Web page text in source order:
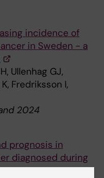
incidence of
in Sweden - a
Ullenhag GJ,
Fredriksson I,
2024
prognosis in
diagnosed during